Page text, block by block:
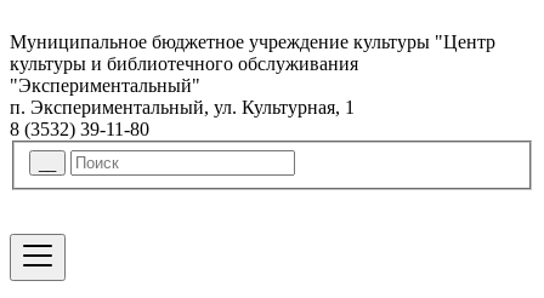
Муниципальное бюджетное учреждение культуры "Центр
культуры и библиотечного обслуживания
"Экспериментальный"
п. Экспериментальный, ул. Культурная, 1
8 (3532) 39-11-80